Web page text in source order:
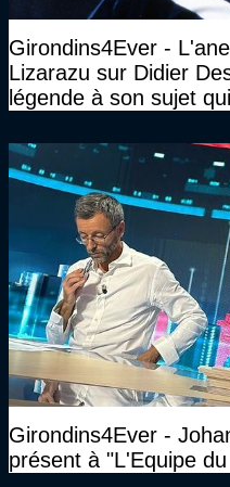
Girondins4Ever -
Lizarazu sur Didier
légende à son sujet
Girondins4Ever -
présent à "L'Equipe